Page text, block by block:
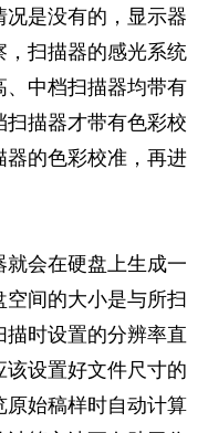
是没有的，显示器
扫描器的感光系统
中档扫描器均带有
描器才带有色彩校
器的色彩校准，再进
会在硬盘上生成一
间的大小是与所扫
时设置的分辨率直
设置好文件尺寸的
原始稿样时自动计算